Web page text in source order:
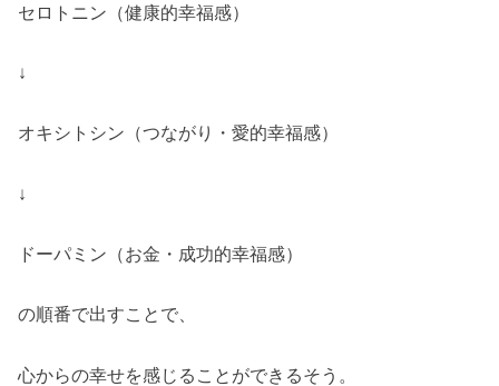
セロトニン（健康的幸福感）
↓
オキシトシン（つながり・愛的幸福感）
↓
ドーパミン（お金・成功的幸福感）
の順番で出すことで、
心からの幸せを感じることができるそう。